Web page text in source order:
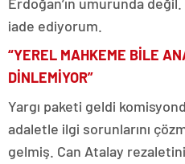
iade ediyorum.
“YEREL MAHKEME BİLE
DİNLEMİYOR”
Yargı paketi geldi
adaletle ilgi sorunlarını
gelmiş. Can Atalay